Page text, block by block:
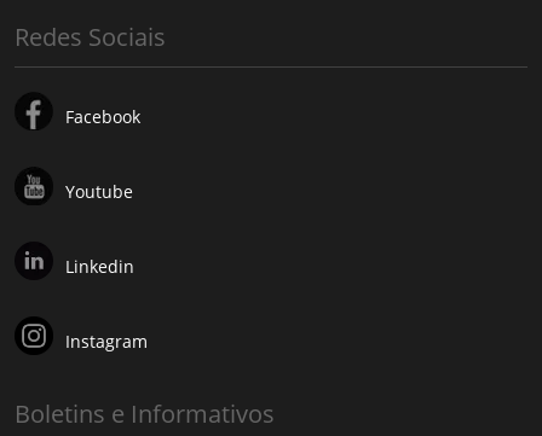
Redes Sociais
Facebook
Youtube
Linkedin
Instagram
Boletins e Informativos